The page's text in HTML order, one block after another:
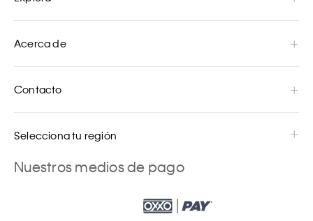
Acerca de
Contacto
Selecciona tu región
Nuestros medios de pago